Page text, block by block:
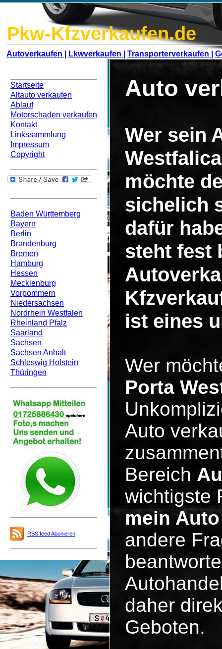
Pkw-Kfzverkaufen.de
Autoverkaufen | Lkwverkaufen | Transporterverkaufen |
Startseite
Altauto verkaufen
Ablauf
Motorschaden verkaufen
Kontakt
Linkssammlung
Impressum
Copyright
Baden Württemberg
Bayern
Berlin
Brandenburg
Bremen
Hamburg
Hessen
Mecklenburg
Vorpommern
Niedersachsen
Nordrhein Westfalen
Rheinland Pfalz
Saarland
Sachsen
Sachsen Anhalt
Schleswig Holstein
Thüringen
RSS feed Abonieren
Auto
Wer sein
möchte
sichelich
dafür
steht fest
ist eines
Wer
Porta
Auto
Bereich
wichtigste
mein
andere
daher
Geboten.